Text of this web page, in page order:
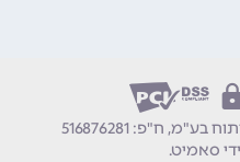
ח"פ: 516876281
סאמיט.